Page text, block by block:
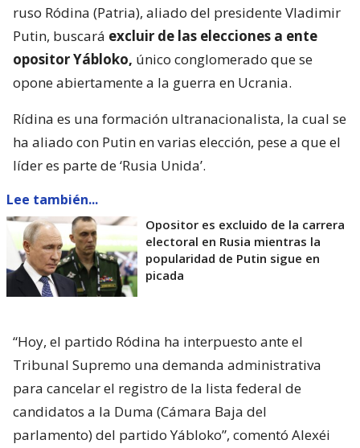
ruso Ródina (Patria), aliado del presidente Vladimir
Putin, buscará excluir de las elecciones a ente
opositor Yábloko, único conglomerado que se
opone abiertamente a la guerra en Ucrania.
Rídina es una formación ultranacionalista, la cual se
ha aliado con Putin en varias elección, pese a que el
líder es parte de ‘Rusia Unida’.
Lee también...
Opositor es excluido de la carrera
electoral en Rusia mientras la
popularidad de Putin sigue en
picada
“Hoy, el partido Ródina ha interpuesto ante el
Tribunal Supremo una demanda administrativa
para cancelar el registro de la lista federal de
candidatos a la Duma (Cámara Baja del
parlamento) del partido Yábloko”, comentó Alexéi